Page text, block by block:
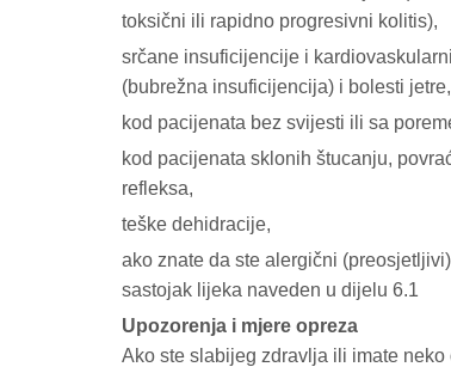
toksični ili rapidno progresivni kolitis),
srčane insuficijencije i
(bubrežna insuficijencija) i bolesti jetre,
kod pacijenata bez svijesti ili sa
kod pacijenata sklonih štucanju,
refleksa,
teške dehidracije,
ako znate da ste alergični
sastojak lijeka naveden u dijelu 6.1
Upozorenja i mjere opreza
Ako ste slabijeg zdravlja ili imate